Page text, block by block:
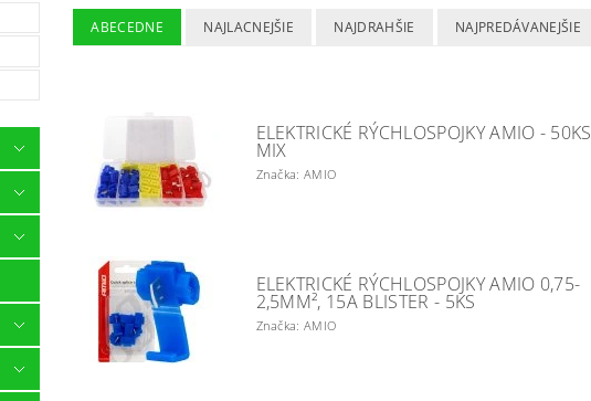
ABECEDNE NAJLACNEJŠIE NAJDRAHŠIE NAJPREDÁVANEJŠIE
ELEKTRICKÉ RÝCHLOSPOJKY AMIO - 50KS
MIX
Značka: AMIO
ELEKTRICKÉ RÝCHLOSPOJKY AMIO 0,75-
2,5MM², 15A BLISTER - 5KS
Značka: AMIO